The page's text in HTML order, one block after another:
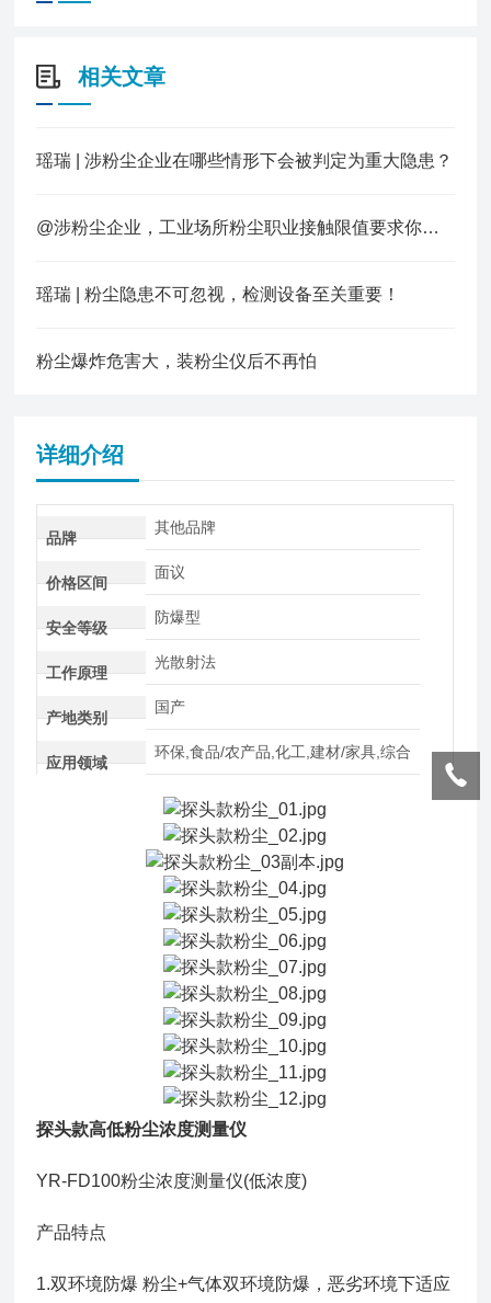
相关文章
瑶瑞 | 涉粉尘企业在哪些情形下会被判定为重大隐患？
@涉粉尘企业，工业场所粉尘职业接触限值要求你知道多少？
瑶瑞 | 粉尘隐患不可忽视，检测设备至关重要！
粉尘爆炸危害大，装粉尘仪后不再怕
详细介绍
品牌
其他品牌
价格区间
面议
安全等级
防爆型
工作原理
光散射法
产地类别
国产
应用领域
环保,食品/农产品,化工,建材/家具,综合
探头款高低粉尘浓度测量仪
YR-FD100粉尘浓度测量仪(低浓度)
产品特点
1.双环境防爆 粉尘+气体双环境防爆，恶劣环境下适应